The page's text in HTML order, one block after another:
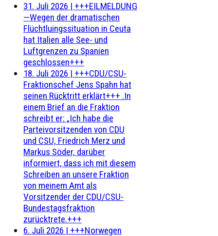
31. Juli 2026 | +++EILMELDUNG
—Wegen der dramatischen
Flüchtluingssituation in Ceuta
hat Italien alle See- und
Luftgrenzen zu Spanien
geschlossen+++
18. Juli 2026 | +++CDU/CSU-
Fraktionschef Jens Spahn hat
seinen Rücktritt erklärt+++ .In
einem Brief an die Fraktion
schreibt er: „Ich habe die
Parteivorsitzenden von CDU
und CSU, Friedrich Merz und
Markus Söder, darüber
informiert, dass ich mit diesem
Schreiben an unsere Fraktion
von meinem Amt als
Vorsitzender der CDU/CSU-
Bundestagsfraktion
zurücktrete.+++
6. Juli 2026 | +++Norwegen